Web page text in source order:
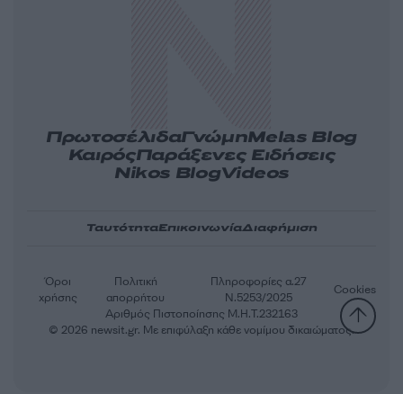
ΠρωτοσέλιδαΓνώμηMelas Blog
ΚαιρόςΠαράξενες Ειδήσεις
Nikos BlogVideos
ΤαυτότηταΕπικοινωνίαΔιαφήμιση
Αριθμός Πιστοποίησης Μ.Η.Τ.232163
Όροι
χρήσης
Πολιτική
απορρήτου
Πληροφορίες α.27
Ν.5253/2025
Cookies
© 2026 newsit.gr. Με επιφύλαξη κάθε νομίμου δικαιώματος.